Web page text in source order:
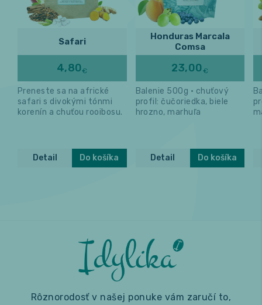
Safari
4,80€
Preneste sa na africké
safari s divokými tónmi
korenín a chuťou rooibosu.
Detail Do košíka
Honduras Marcala
Comsa
23,00€
Balenie 500g • chuťový
profil: čučoriedka, biele
hrozno, marhuľa
Detail Do košíka
Rôznorodosť v našej ponuke vám zaručí to,